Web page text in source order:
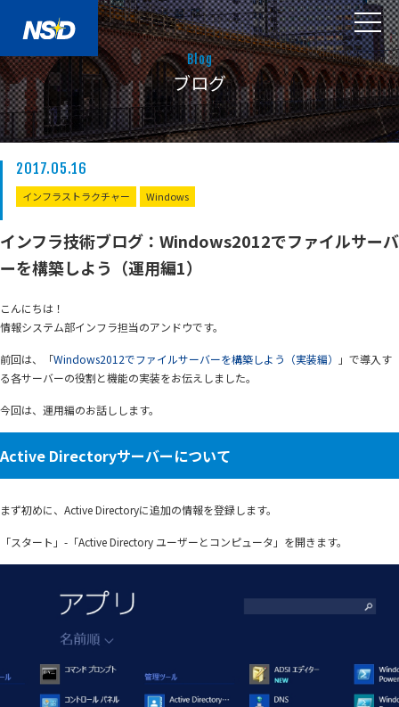
Blog
ブログ
2017.05.16
インフラストラクチャー Windows
インフラ技術ブログ：Windows2012でファイルサーバ
ーを構築しよう（運用編1）
こんにちは！
情報システム部インフラ担当のアンドウです。
前回は、「Windows2012でファイルサーバーを構築しよう（実装編）
」で導入す
る各サーバーの役割と機能の実装をお伝えしました。
今回は、運用編のお話しします。
Active Directoryサーバーについて
まず初めに、Active Directoryに追加の情報を登録します。
「スタート」-「Active Directory ユーザーとコンピュータ」を開きます。